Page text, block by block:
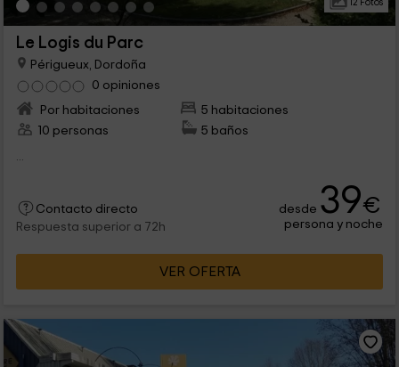
12 Fotos
Le Logis du Parc
Périgueux, Dordoña
0 opiniones
Por habitaciones
5 habitaciones
10 personas
5 baños
...
Contacto directo
Respuesta superior a 72h
desde 39€
persona y noche
VER OFERTA